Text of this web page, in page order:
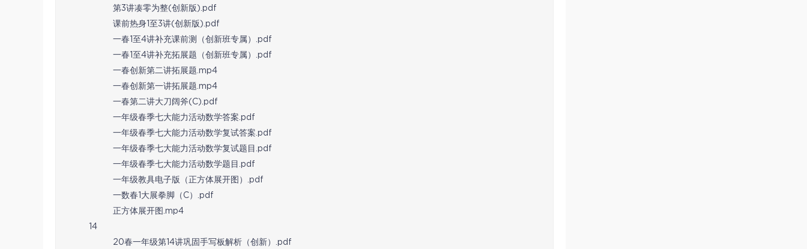
第3讲凑零为整(创新版).pdf
课前热身1至3讲(创新版).pdf
一春1至4讲补充课前测（创新班专属）.pdf
一春1至4讲补充拓展题（创新班专属）.pdf
一春创新第二讲拓展题.mp4
一春创新第一讲拓展题.mp4
一春第二讲大刀阔斧(C).pdf
一年级春季七大能力活动数学答案.pdf
一年级春季七大能力活动数学复试答案.pdf
一年级春季七大能力活动数学复试题目.pdf
一年级春季七大能力活动数学题目.pdf
一年级教具电子版（正方体展开图）.pdf
一数春1大展拳脚（C）.pdf
正方体展开图.mp4
14
20春一年级第14讲巩固手写板解析（创新）.pdf